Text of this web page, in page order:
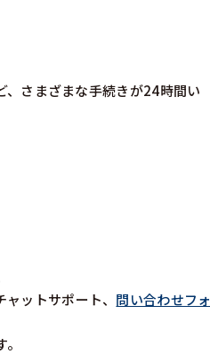
、さまざまな手続きが24時間い
ャットサポート、 問い合わせフォ